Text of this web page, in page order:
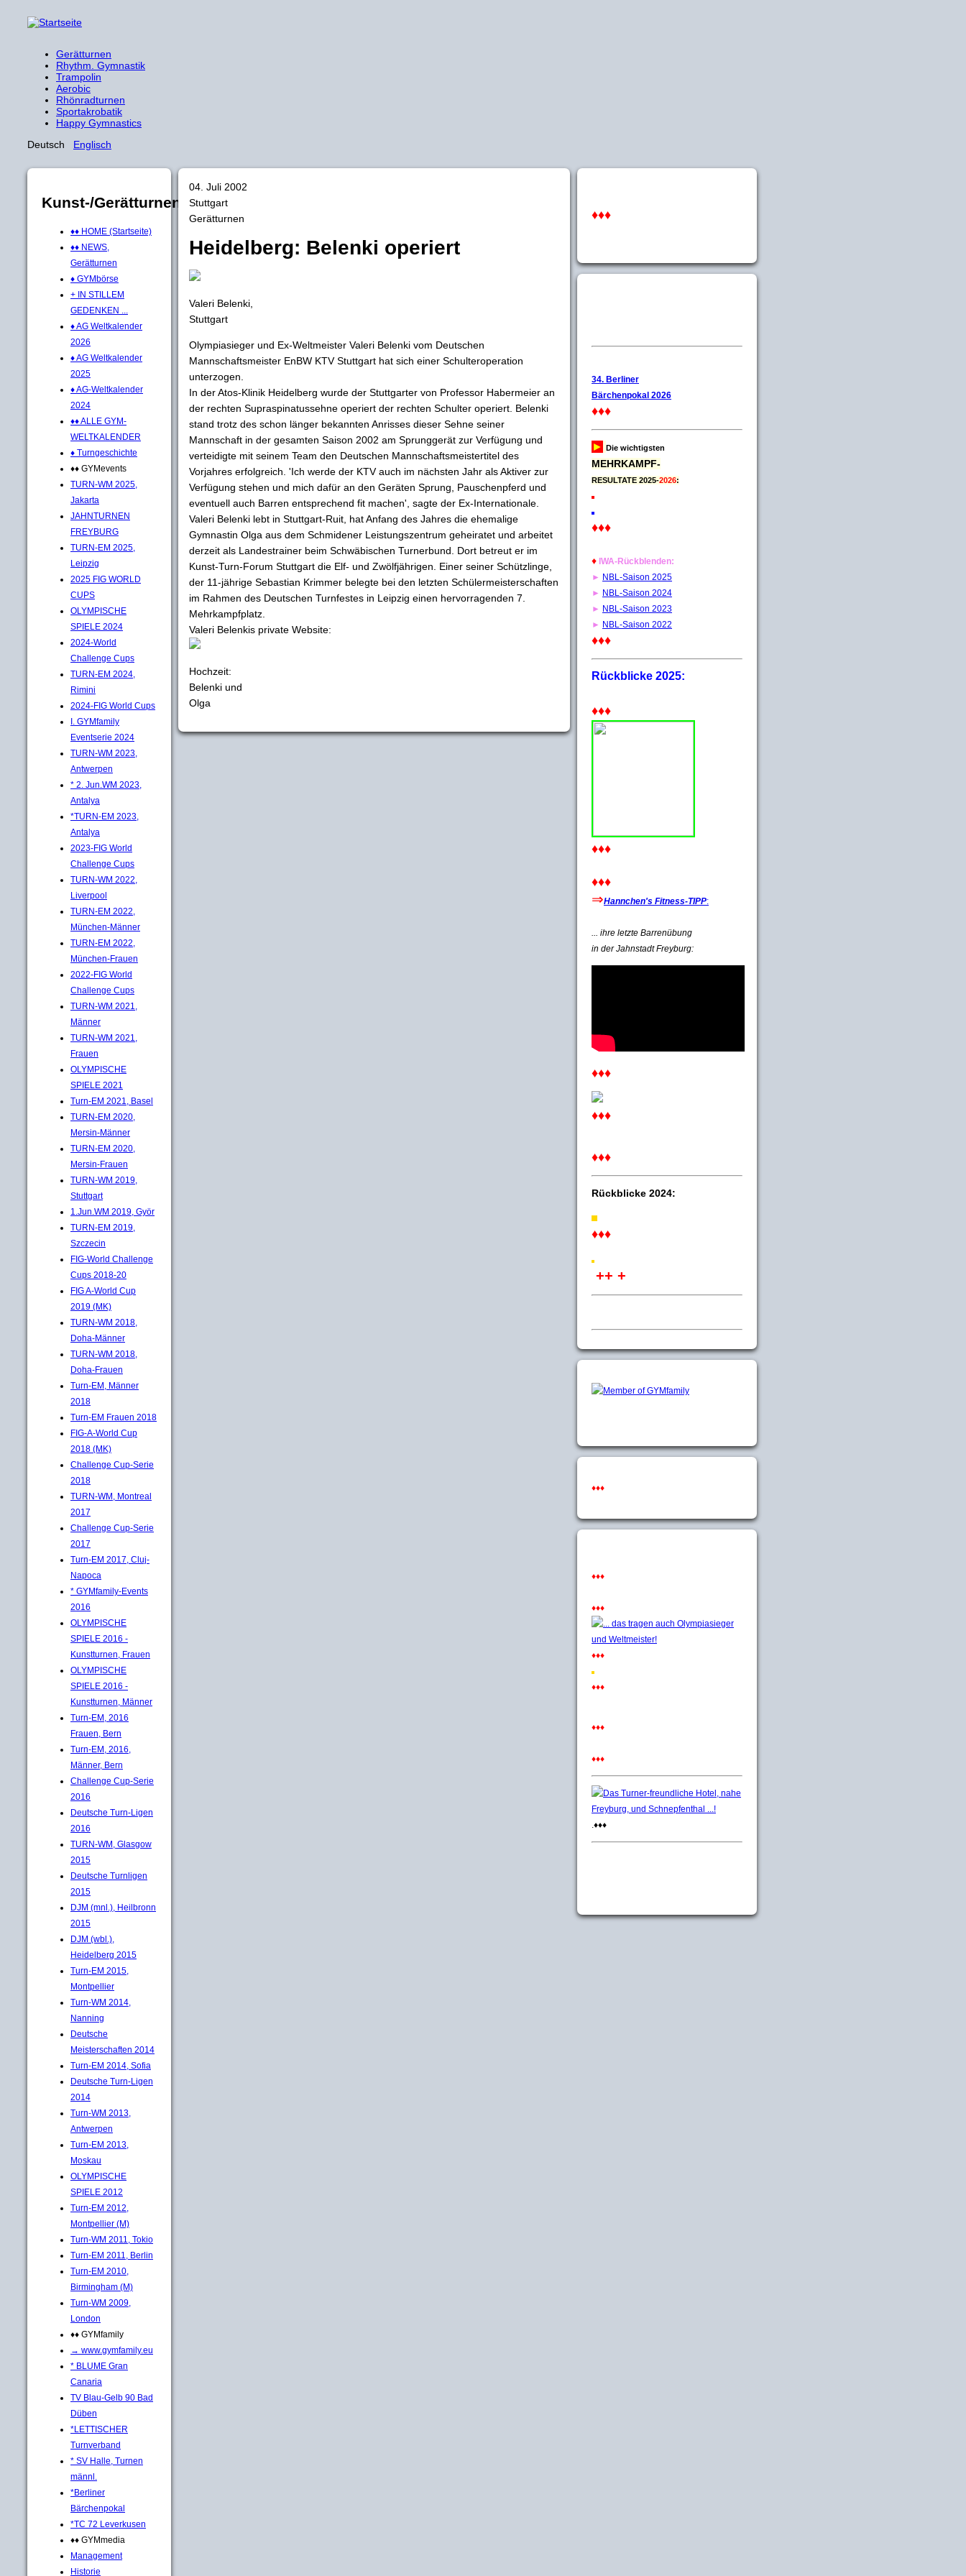
Gerätturnen
Rhythm. Gymnastik
Trampolin
Aerobic
Rhönradturnen
Sportakrobatik
Happy Gymnastics
Deutsch Englisch
Kunst-/Gerätturnen
♦♦ HOME (Startseite)
♦♦ NEWS,
Gerätturnen
♦ GYMbörse
+ IN STILLEM
GEDENKEN ...
♦ AG Weltkalender
2026
♦ AG Weltkalender
2025
♦ AG-Weltkalender
2024
♦♦ ALLE GYM-
WELTKALENDER
♦ Turngeschichte
♦♦ GYMevents
TURN-WM 2025,
Jakarta
JAHNTURNEN
FREYBURG
TURN-EM 2025,
Leipzig
2025 FIG WORLD
CUPS
OLYMPISCHE
SPIELE 2024
2024-World
Challenge Cups
TURN-EM 2024,
Rimini
2024-FIG World Cups
I. GYMfamily
Eventserie 2024
TURN-WM 2023,
Antwerpen
* 2. Jun.WM 2023,
Antalya
*TURN-EM 2023,
Antalya
2023-FIG World
Challenge Cups
TURN-WM 2022,
Liverpool
TURN-EM 2022,
München-Männer
TURN-EM 2022,
München-Frauen
2022-FIG World
Challenge Cups
TURN-WM 2021,
Männer
TURN-WM 2021,
Frauen
OLYMPISCHE
SPIELE 2021
Turn-EM 2021, Basel
TURN-EM 2020,
Mersin-Männer
TURN-EM 2020,
Mersin-Frauen
TURN-WM 2019,
Stuttgart
1.Jun.WM 2019, Györ
TURN-EM 2019,
Szczecin
FIG-World Challenge
Cups 2018-20
FIG A-World Cup
2019 (MK)
TURN-WM 2018,
Doha-Männer
TURN-WM 2018,
Doha-Frauen
Turn-EM, Männer
2018
Turn-EM Frauen 2018
FIG-A-World Cup
2018 (MK)
Challenge Cup-Serie
2018
TURN-WM, Montreal
2017
Challenge Cup-Serie
2017
Turn-EM 2017, Cluj-
Napoca
* GYMfamily-Events
2016
OLYMPISCHE
SPIELE 2016 -
Kunstturnen, Frauen
OLYMPISCHE
SPIELE 2016 -
Kunstturnen, Männer
Turn-EM, 2016
Frauen, Bern
Turn-EM, 2016,
Männer, Bern
Challenge Cup-Serie
2016
Deutsche Turn-Ligen
2016
TURN-WM, Glasgow
2015
Deutsche Turnligen
2015
DJM (mnl.), Heilbronn
2015
DJM (wbl.),
Heidelberg 2015
Turn-EM 2015,
Montpellier
Turn-WM 2014,
Nanning
Deutsche
Meisterschaften 2014
Turn-EM 2014, Sofia
Deutsche Turn-Ligen
2014
Turn-WM 2013,
Antwerpen
Turn-EM 2013,
Moskau
OLYMPISCHE
SPIELE 2012
Turn-EM 2012,
Montpellier (M)
Turn-WM 2011, Tokio
Turn-EM 2011, Berlin
Turn-EM 2010,
Birmingham (M)
Turn-WM 2009,
London
♦♦ GYMfamily
→ www.gymfamily.eu
* BLUME Gran
Canaria
TV Blau-Gelb 90 Bad
Düben
*LETTISCHER
Turnverband
* SV Halle, Turnen
männl.
*Berliner
Bärchenpokal
*TC 72 Leverkusen
♦♦ GYMmedia
Management
Historie
04. Juli 2002
Stuttgart
Gerätturnen
Heidelberg: Belenki operiert
Valeri Belenki,
Stuttgart
Olympiasieger und Ex-Weltmeister Valeri Belenki vom Deutschen
Mannschaftsmeister EnBW KTV Stuttgart hat sich einer Schulteroperation
unterzogen.
In der Atos-Klinik Heidelberg wurde der Stuttgarter von Professor Habermeier an
der rechten Supraspinatussehne operiert der rechten Schulter operiert. Belenki
stand trotz des schon länger bekannten Anrisses dieser Sehne seiner
Mannschaft in der gesamten Saison 2002 am Sprunggerät zur Verfügung und
verteidigte mit seinem Team den Deutschen Mannschaftsmeistertitel des
Vorjahres erfolgreich. 'Ich werde der KTV auch im nächsten Jahr als Aktiver zur
Verfügung stehen und mich dafür an den Geräten Sprung, Pauschenpferd und
eventuell auch Barren entsprechend fit machen', sagte der Ex-Internationale.
Valeri Belenki lebt in Stuttgart-Ruit, hat Anfang des Jahres die ehemalige
Gymnastin Olga aus dem Schmidener Leistungszentrum geheiratet und arbeitet
derzeit als Landestrainer beim Schwäbischen Turnerbund. Dort betreut er im
Kunst-Turn-Forum Stuttgart die Elf- und Zwölfjährigen. Einer seiner Schützlinge,
der 11-jährige Sebastian Krimmer belegte bei den letzten Schülermeisterschaften
im Rahmen des Deutschen Turnfestes in Leipzig einen hervorragenden 7.
Mehrkampfplatz.
Valeri Belenkis private Website:
Hochzeit:
Belenki und
Olga
♦♦♦
34. Berliner
Bärchenpokal 2026
♦♦♦
► Die wichtigsten
MEHRKAMPF-
RESULTATE 2025-2026:
♦♦♦
♦ IWA-Rückblenden:
► NBL-Saison 2025
► NBL-Saison 2024
► NBL-Saison 2023
► NBL-Saison 2022
♦♦♦
Rückblicke 2025:
♦♦♦
♦♦♦
♦♦♦
⇒Hannchen's Fitness-TIPP:
... ihre letzte Barrenübung
in der Jahnstadt Freyburg:
♦♦♦
♦♦♦
♦♦♦
Rückblicke 2024:
♦♦♦
++ +
♦♦♦
♦♦♦
♦♦♦
♦♦♦
♦♦♦
♦♦♦
♦♦♦
.♦♦♦